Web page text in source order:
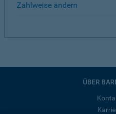
Zahlweise ändern
ÜBER